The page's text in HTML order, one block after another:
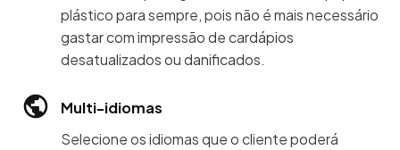
plástico para sempre, pois não é mais necessário
gastar com impressão de cardápios
desatualizados ou danificados.
Multi-idiomas
Selecione os idiomas que o cliente poderá